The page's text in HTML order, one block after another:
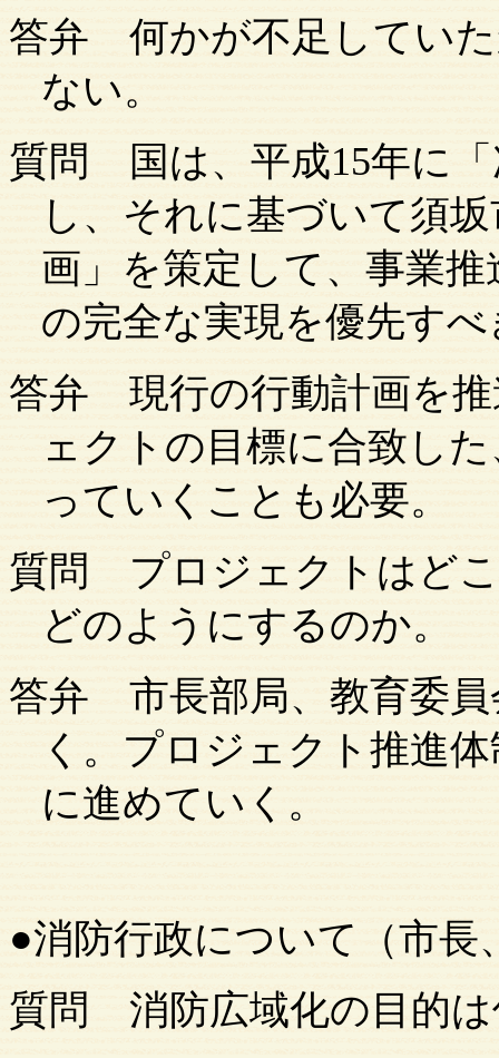
答弁 何かが不足してい
ない。
質問
国は、平成15年に
し、それに基づいて須
画」を策定して、事業
の完全な実現を優先す
答弁 現行の行動計画を
ェクトの目標に合致し
っていくことも必要。
質問
プロジェクトはど
どのようにするのか。
答弁 市長部局、教育委
く。プロジェクト推進
に進めていく。
●消防行政について（市長
質問
消防広域化の目的